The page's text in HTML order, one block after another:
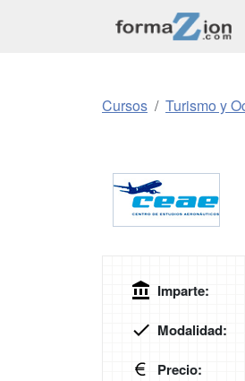
Cursos Turismo y
Imparte:
Modalidad:
Precio: